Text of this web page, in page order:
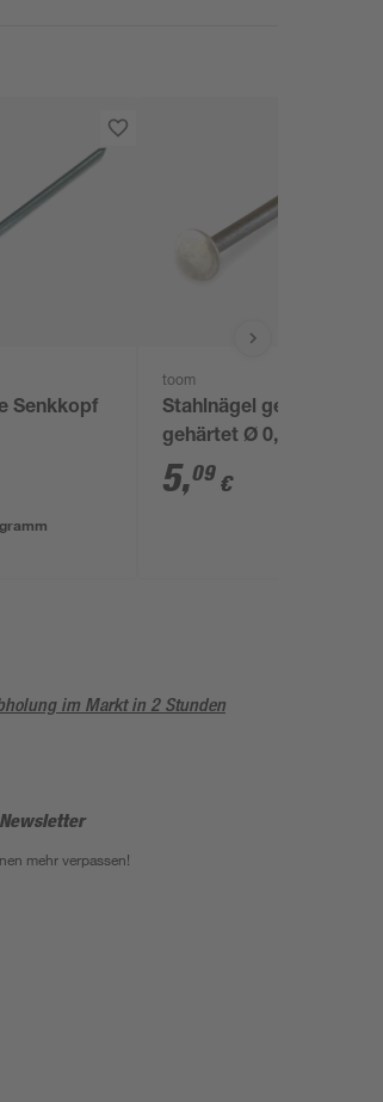
Senkkopf
toom
Stahlnägel gebläut
gehärtet Ø 0,2 x 3 cm
5,09 €
im Markt in 2 Stunden
mehr verpassen!